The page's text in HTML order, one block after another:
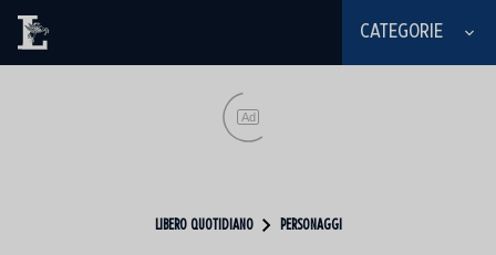
CATEGORIE
Ad
LIBERO QUOTIDIANO PERSONAGGI